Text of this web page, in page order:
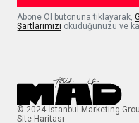
Abone Ol butonuna tıklayarak,
Şartlarımızı okuduğunuzu ve
© 2024 İstanbul Marketing
Site Haritası